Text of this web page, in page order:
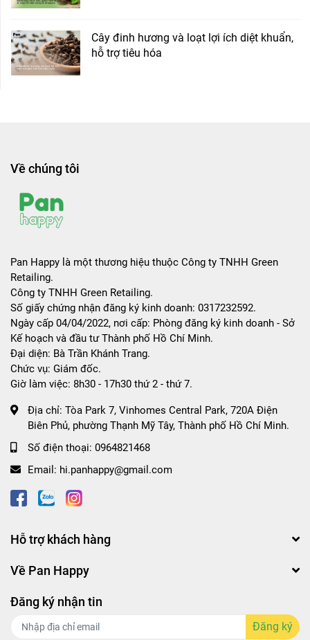
Cây đinh hương và loạt lợi ích diệt khuẩn,
hỗ trợ tiêu hóa
Về chúng tôi
Pan Happy là một thương hiệu thuộc Công ty TNHH Green
Retailing.
Công ty TNHH Green Retailing.
Số giấy chứng nhận đăng ký kinh doanh: 0317232592.
Ngày cấp 04/04/2022, nơi cấp: Phòng đăng ký kinh doanh - Sở
Kế hoạch và đầu tư Thành phố Hồ Chí Minh.
Đại diện: Bà Trần Khánh Trang.
Chức vụ: Giám đốc.
Giờ làm việc: 8h30 - 17h30 thứ 2 - thứ 7.
Địa chỉ: Tòa Park 7, Vinhomes Central Park, 720A Điện
Biên Phủ, phường Thạnh Mỹ Tây, Thành phố Hồ Chí Minh.
Số điện thoại: 0964821468
Email: hi.panhappy@gmail.com
Hỗ trợ khách hàng
Về Pan Happy
Đăng ký nhận tin
Đăng ký